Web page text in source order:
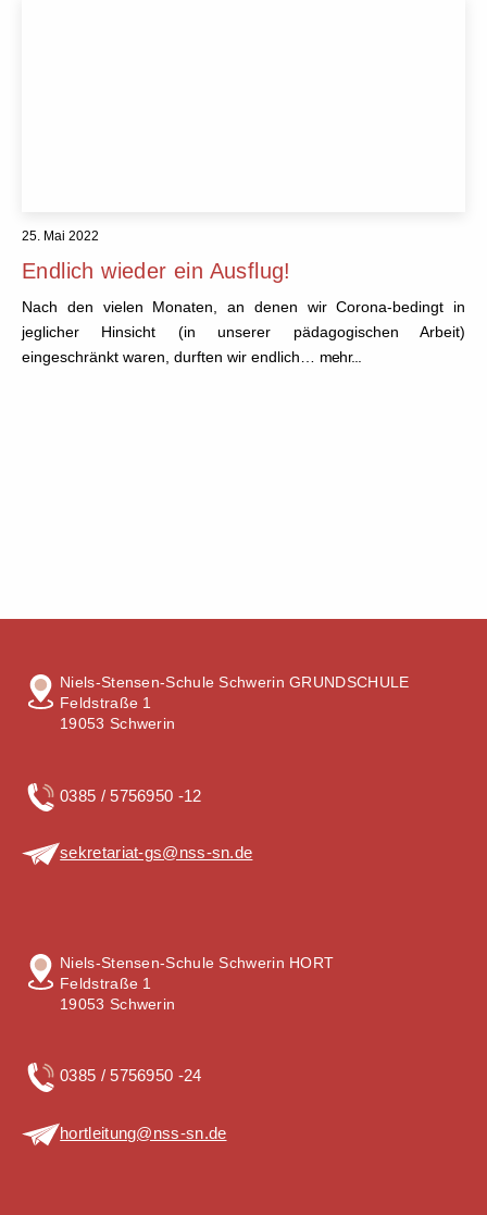
25. Mai 2022
Endlich wieder ein Ausflug!
Nach den vielen Monaten, an denen wir Corona-bedingt in
jeglicher Hinsicht (in unserer pädagogischen Arbeit)
eingeschränkt waren, durften wir endlich… mehr...
Niels-Stensen-Schule Schwerin GRUNDSCHULE
Feldstraße 1
19053 Schwerin
0385 / 5756950 -12
sekretariat-gs@nss-sn.de
Niels-Stensen-Schule Schwerin HORT
Feldstraße 1
19053 Schwerin
0385 / 5756950 -24
hortleitung@nss-sn.de